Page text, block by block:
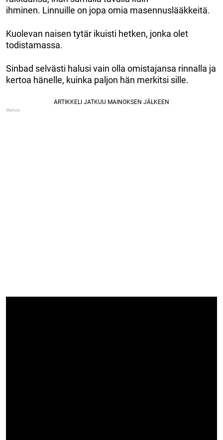
ihminen. Linnuille on jopa omia masennuslääkkeitä.
Kuolevan naisen tytär ikuisti hetken, jonka olet
todistamassa.
Sinbad selvästi halusi vain olla omistajansa rinnalla ja
kertoa hänelle, kuinka paljon hän merkitsi sille.